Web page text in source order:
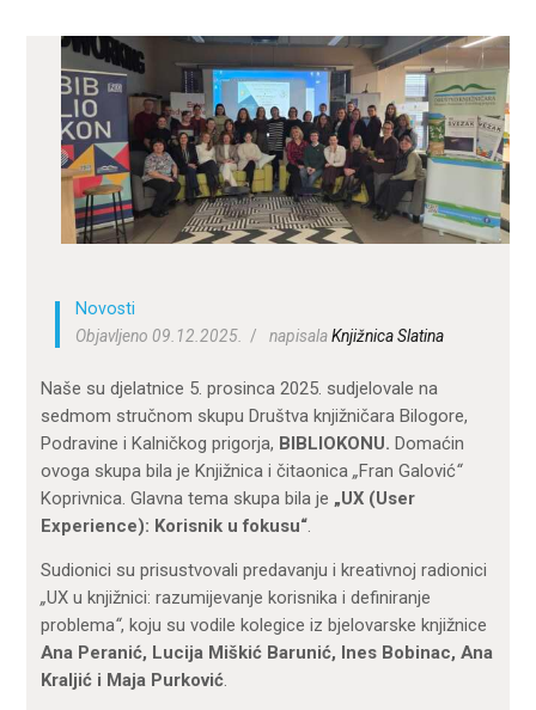
PROGRAMI I PROJEKTI
KATALOG
O KNJIŽNICI
ZA KORISNIKE
ODJELI
KONTAKT
Novosti
Objavljeno 09.12.2025.
napisalaKnjižnica Slatina
Naše su djelatnice 5. prosinca 2025. sudjelovale na
sedmom stručnom skupu Društva knjižničara Bilogore,
Podravine i Kalničkog prigorja, BIBLIOKONU. Domaćin
ovoga skupa bila je Knjižnica i čitaonica„Fran Galović“
Koprivnica. Glavna tema skupa bila je „UX (User
Experience): Korisnik u fokusu“
Sudionici su prisustvovali predavanju i kreativnoj radionici
„UX u knjižnici: razumijevanje korisnika i definiranje
problema“, koju su vodile kolegice iz bjelovarske knjižnice
Ana Peranić, Lucija Miškić Barunić, Ines Bobinac, Ana
Kraljić i Maja Purković.